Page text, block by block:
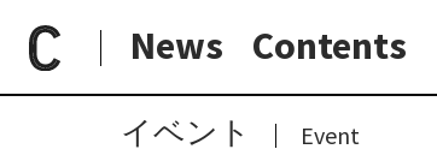
News Contents
日常と現場
paperC 今週のイベント
イベント Event